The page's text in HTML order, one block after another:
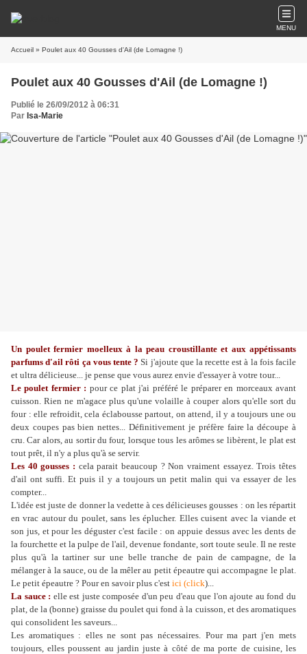
MENU
Accueil » Poulet aux 40 Gousses d'Ail (de Lomagne !)
Poulet aux 40 Gousses d'Ail (de Lomagne !)
Publié le 26/09/2012 à 06:31
Par Isa-Marie
Un poulet fermier moelleux à la peau croustillante et aux appétissants
parfums d'ail rôti ça vous tente ? Si j'ajoute que la recette est à la fois facile
et ultra délicieuse... je pense que vous aurez envie d'essayer à votre tour...
Le poulet fermier : pour ce plat j'ai préféré le préparer en morceaux avant
cuisson. Rien ne m'agace plus qu'une volaille à couper alors qu'elle sort du
four : elle refroidit, cela éclabousse partout, on attend, il y a toujours une ou
deux coupes pas bien nettes... Définitivement je préfère faire la découpe à
cru. Car alors, au sortir du four, lorsque tous les arômes se libèrent, le plat est
tout prêt, il n'y a plus qu'à se servir.
Les 40 gousses : cela parait beaucoup ? Non vraiment essayez. Trois têtes
d'ail ont suffi. Et puis il y a toujours un petit malin qui va essayer de les
compter...
L'idée est juste de donner la vedette à ces délicieuses gousses : on les répartit
en vrac autour du poulet, sans les éplucher. Elles cuisent avec la viande et
son jus, et pour les déguster c'est facile : on appuie dessus avec les dents de
la fourchette et la pulpe de l'ail, devenue fondante, sort toute seule. Il ne reste
plus qu'à la tartiner sur une belle tranche de pain de campagne, de la
mélanger à la sauce, ou de la mêler au petit épeautre qui accompagne le plat.
Le petit épeautre ? Pour en savoir plus c'est ici (click)...
La sauce : elle est juste composée d'un peu d'eau que l'on ajoute au fond du
plat, de la (bonne) graisse du poulet qui fond à la cuisson, et des aromatiques
qui consolident les saveurs...
Les aromatiques : elles ne sont pas nécessaires. Pour ma part j'en mets
toujours, elles poussent au jardin juste à côté de ma porte de cuisine, les